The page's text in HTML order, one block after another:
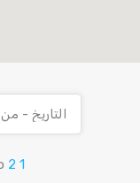
1
2
التاريخ -